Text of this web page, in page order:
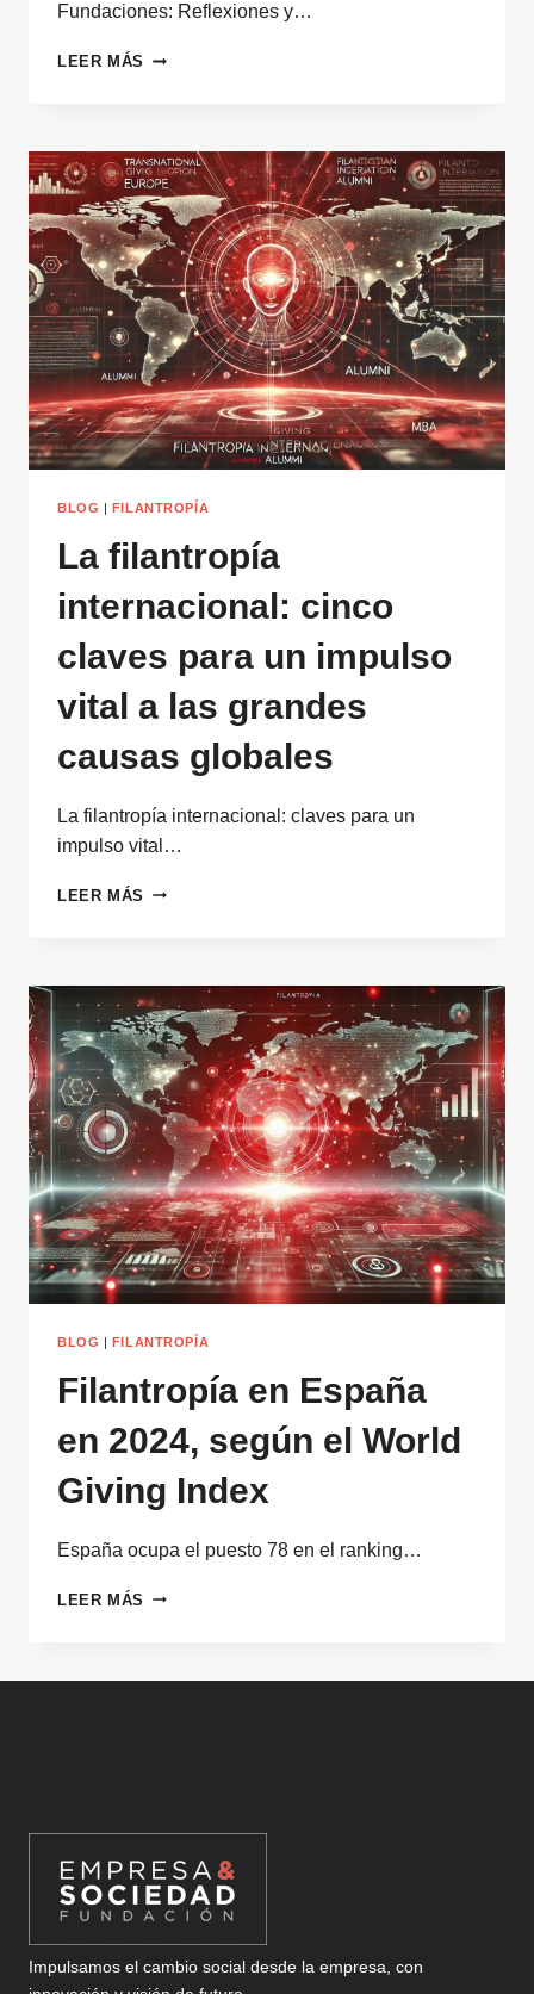
Fundaciones: Reflexiones y…
LEER MÁS PROFESIONALIZAR
LAS
FUNDACIONES
BLOG | FILANTROPÍA
La filantropía
internacional: cinco
claves para un impulso
vital a las grandes
causas globales
La filantropía internacional: claves para un
impulso vital…
LEER MÁS LA
CLAVES
PARA
UN
IMPULSO
VITAL
A
LAS
GRANDES
CAUSAS
GLOBALES
BLOG | FILANTROPÍA
Filantropía en España
en 2024, según el World
Giving Index
España ocupa el puesto 78 en el ranking…
LEER MÁS FILANTROPÍA
Impulsamos el cambio social desde la empresa, con